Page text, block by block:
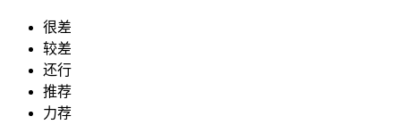
很差
较差
还行
推荐
力荐